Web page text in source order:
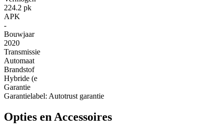
224.2 pk
APK
-
Bouwjaar
2020
Transmissie
Automaat
Brandstof
Hybride (e
Garantie
Garantielabel: Autotrust garantie
Opties en Accessoires